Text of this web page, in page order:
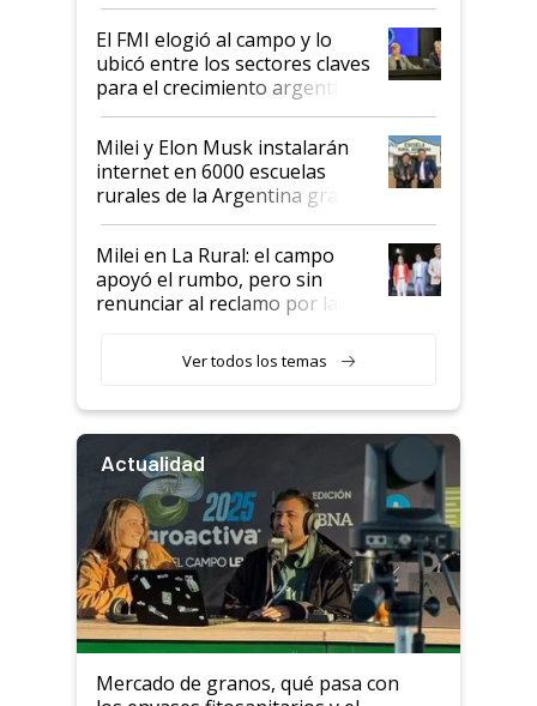
de Milei
El FMI elogió al campo y lo
ubicó entre los sectores claves
para el crecimiento argentino
Milei y Elon Musk instalarán
internet en 6000 escuelas
rurales de la Argentina gracias
a un acuerdo con Starlink
Milei en La Rural: el campo
apoyó el rumbo, pero sin
renunciar al reclamo por las
Ver todos los temas
Actualidad
Mercado de granos, qué pasa con